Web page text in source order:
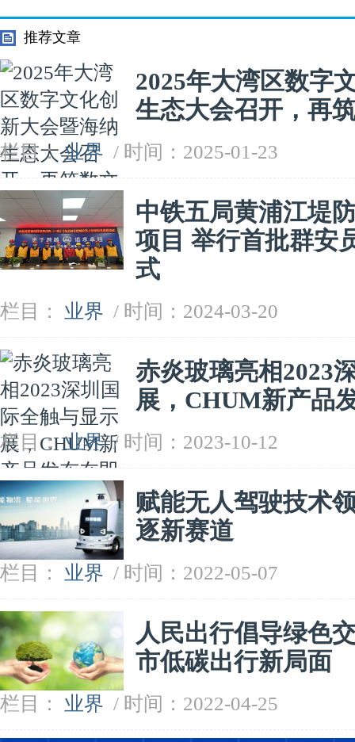
资潮 万元
推荐文章
2025年大湾区数字
生态大会召开，再
栏目： 业界 / 时间：2025-01-23
中铁五局黄浦江堤
项目 举行首批群安
式
栏目： 业界 / 时间：2024-03-20
赤炎玻璃亮相2023
展，CHUM新产品
栏目： 业界 / 时间：2023-10-12
赋能无人驾驶技术
逐新赛道
栏目： 业界 / 时间：2022-05-07
人民出行倡导绿色
市低碳出行新局面
栏目： 业界 / 时间：2022-04-25